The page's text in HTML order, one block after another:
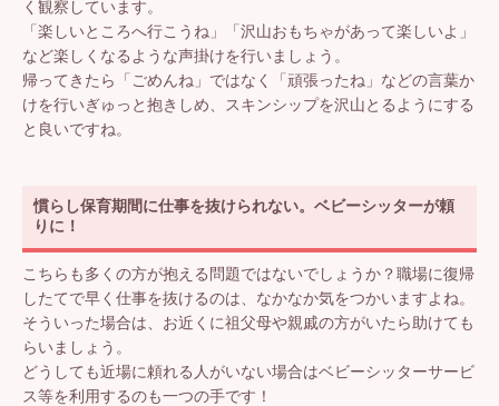
く観察しています。
「楽しいところへ行こうね」「沢山おもちゃがあって楽しいよ」
など楽しくなるような声掛けを行いましょう。
帰ってきたら「ごめんね」ではなく「頑張ったね」などの言葉か
けを行いぎゅっと抱きしめ、スキンシップを沢山とるようにする
と良いですね。
慣らし保育期間に仕事を抜けられない。ベビーシッターが頼
りに！
こちらも多くの方が抱える問題ではないでしょうか？職場に復帰
したてで早く仕事を抜けるのは、なかなか気をつかいますよね。
そういった場合は、お近くに祖父母や親戚の方がいたら助けても
らいましょう。
どうしても近場に頼れる人がいない場合はベビーシッターサービ
ス等を利用するのも一つの手です！